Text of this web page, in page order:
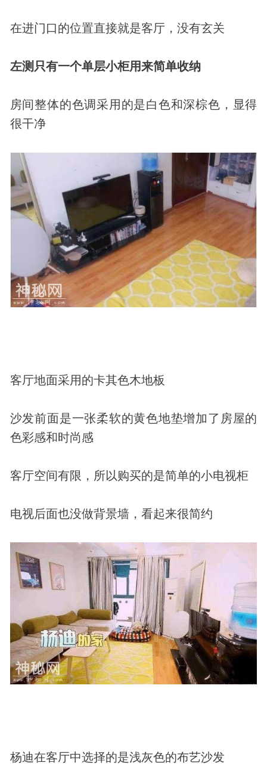
在进门口的位置直接就是客厅，没有玄关
左测只有一个单层小柜用来简单收纳
房间整体的色调采用的是白色和深棕色，显得
很干净
客厅地面采用的卡其色木地板
沙发前面是一张柔软的黄色地垫增加了房屋的
色彩感和时尚感
客厅空间有限，所以购买的是简单的小电视柜
电视后面也没做背景墙，看起来很简约
杨迪在客厅中选择的是浅灰色的布艺沙发